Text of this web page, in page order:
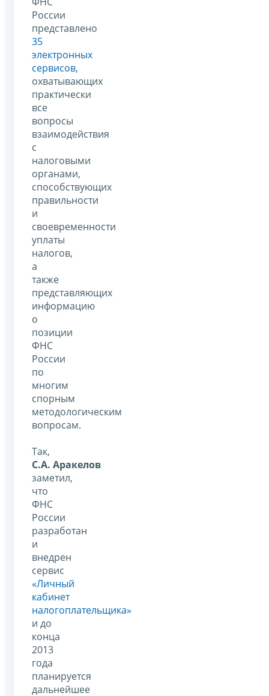
России
представлено
35
электронных
сервисов,
охватывающих
практически
все
вопросы
взаимодействия
с
налоговыми
органами,
способствующих
правильности
и
своевременности
уплаты
налогов,
а
также
представляющих
информацию
о
позиции
ФНС
России
по
многим
спорным
методологическим
вопросам.
Так,
С.А. Аракелов
заметил,
что
ФНС
России
разработан
и
внедрен
сервис
«Личный
кабинет
налогоплательщика»
и до
конца
2013
года
планируется
дальнейшее